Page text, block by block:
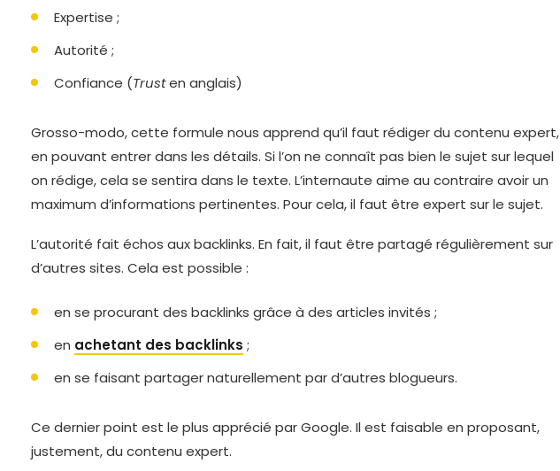
Expertise ;
Autorité ;
Confiance (Trusten anglais)
Grosso-modo, cette formule nous apprend qu’il faut rédiger du contenu expert,
en pouvant entrer dans les détails. Si l’on ne connaît pas bien le sujet sur lequel
on rédige, cela se sentira dans le texte. L’internaute aime au contraire avoir un
maximum d’informations pertinentes. Pour cela, il faut être expert sur le sujet.
L’autorité fait échos aux backlinks. En fait, il faut être partagé régulièrement sur
d’autres sites. Cela est possible :
en se procurant des backlinks grâce à des articles invités ;
en achetant des backlinks ;
en se faisant partager naturellement par d’autres blogueurs.
Ce dernier point est le plus apprécié par Google. Il est faisable en proposant,
justement, du contenu expert.